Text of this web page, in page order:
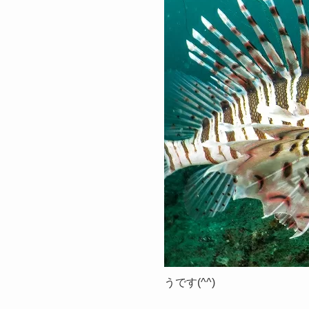
うです(^^)